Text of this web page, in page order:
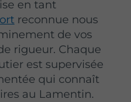
en tant
reconnue nous
de vos
rigueur. Chaque
est supervisée
qui connaît
au Lamentin.